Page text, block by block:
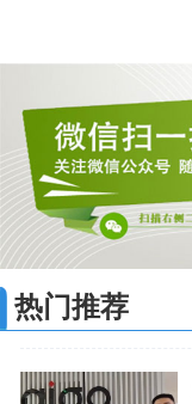
热门推荐